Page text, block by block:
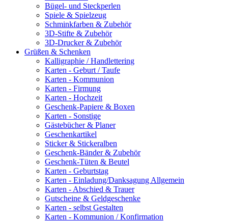
Bügel- und Steckperlen
Spiele & Spielzeug
Schminkfarben & Zubehör
3D-Stifte & Zubehör
3D-Drucker & Zubehör
Grüßen & Schenken
Kalligraphie / Handlettering
Karten - Geburt / Taufe
Karten - Kommunion
Karten - Firmung
Karten - Hochzeit
Geschenk-Papiere & Boxen
Karten - Sonstige
Gästebücher & Planer
Geschenkartikel
Sticker & Stickeralben
Geschenk-Bänder & Zubehör
Geschenk-Tüten & Beutel
Karten - Geburtstag
Karten - Einladung/Danksagung Allgemein
Karten - Abschied & Trauer
Gutscheine & Geldgeschenke
Karten - selbst Gestalten
Karten - Kommunion / Konfirmation